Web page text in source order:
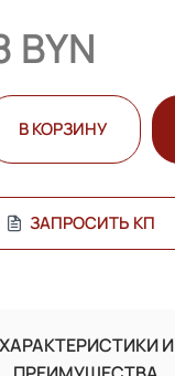
BYN
В КОРЗИНУ
ЗАПРОСИТЬ КП
ХАРАКТЕРИСТИКИ И